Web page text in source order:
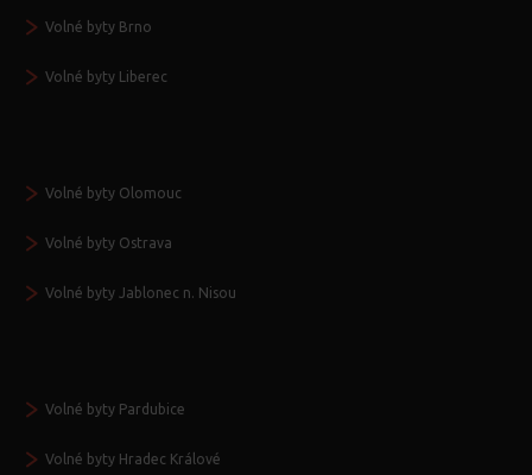
Volné byty Brno
Volné byty Liberec
Volné byty Olomouc
Volné byty Ostrava
Volné byty Jablonec n. Nisou
Volné byty Pardubice
Volné byty Hradec Králové